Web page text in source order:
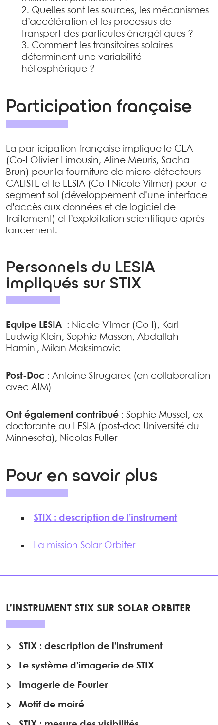
Quelles sont les sources, les mécanismes
d’accélération et les processus de
transport des particules énergétiques ?
Comment les transitoires solaires
déterminent une variabilité
héliosphérique ?
Participation française
La participation française implique le CEA
(Co-I Olivier Limousin, Aline Meuris, Sacha
Brun) pour la fourniture de micro-détecteurs
CALISTE et le LESIA (Co-I Nicole Vilmer) pour le
segment sol (développement d’une interface
d’accès aux données et de logiciel de
traitement) et l’exploitation scientifique après
lancement.
Personnels du LESIA
impliqués sur STIX
Equipe LESIA
: Nicole Vilmer (Co-I), Karl-
Ludwig Klein, Sophie Masson, Abdallah
Hamini, Milan Maksimovic
Post-Doc : Antoine Strugarek (en collaboration
avec AIM)
Ont également contribué : Sophie Musset, ex-
doctorante au LESIA (post-doc Université du
Minnesota), Nicolas Fuller
Pour en savoir plus
STIX : description de l’instrument
La mission Solar Orbiter
L’INSTRUMENT STIX SUR SOLAR ORBITER
STIX : description de l’instrument
Le système d’imagerie de STIX
Imagerie de Fourier
Motif de moiré